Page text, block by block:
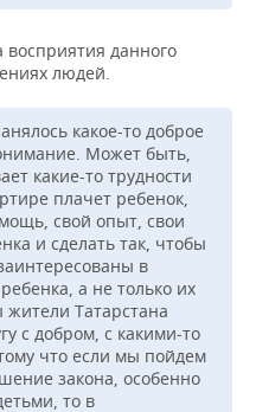
данного
людей.
какое-то доброе
Может быть,
какие-то трудности
плачет ребенок,
свой опыт, свои
и сделать так, чтобы
в
а не только их
жители Татарстана
с добром, с какими-то
что если мы пойдем
закона, особенно
то в